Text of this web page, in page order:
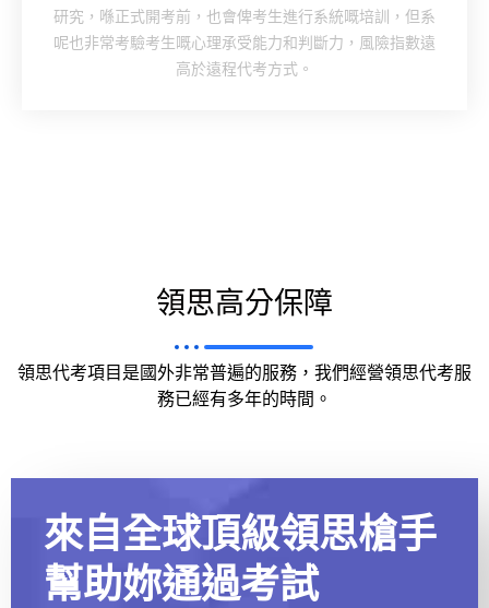
研究，喺正式開考前，也會俾考生進行系統嘅培訓，但系
呢也非常考驗考生嘅心理承受能力和判斷力，風險指數遠
高於遠程代考方式。
領思高分保障
領思代考項目是國外非常普遍的服務，我們經營領思代考服
務已經有多年的時間。
來自全球頂級領思槍手
幫助妳通過考試